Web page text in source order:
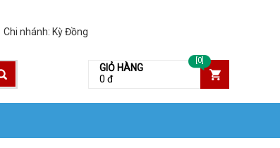
Chi nhánh: Kỳ Đồng
GIỎ HÀNG
0 đ
[0]